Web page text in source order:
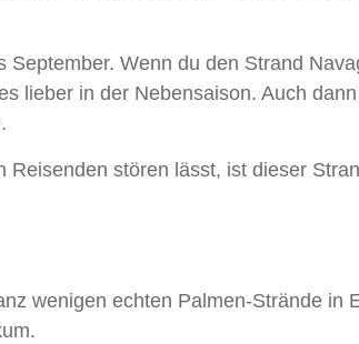
Wenn du den Strand
lieber in der Nebensaison. Auch
Reisenden stören lässt, ist dieser
wenigen echten Palmen-Strände in